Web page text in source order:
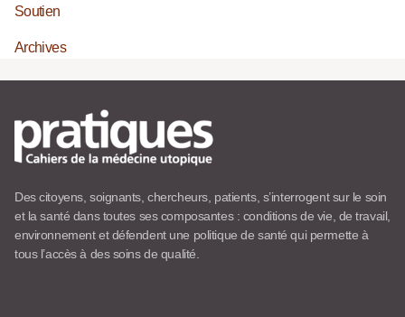
Soutien
Archives
Des citoyens, soignants, chercheurs, patients, s’interrogent sur le soin
et la santé dans toutes ses composantes : conditions de vie, de travail,
environnement et défendent une politique de santé qui permette à
tous l’accès à des soins de qualité.